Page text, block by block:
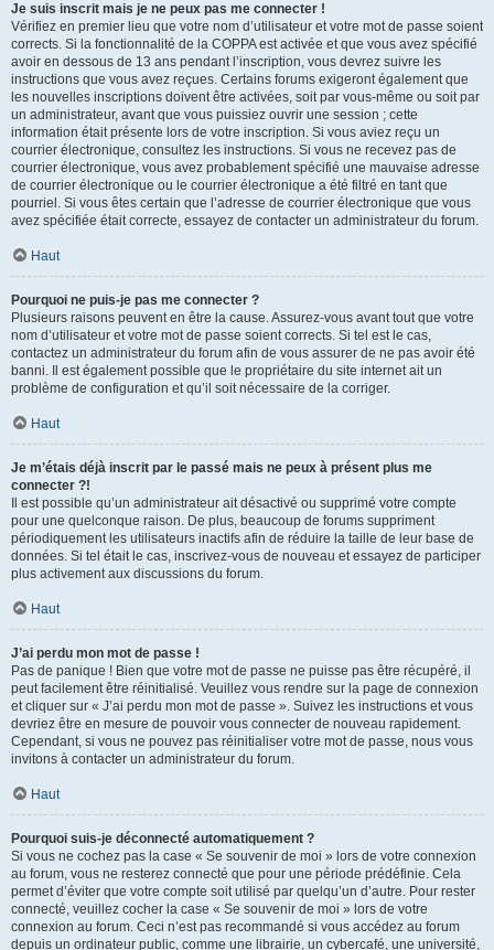
Je suis inscrit mais je ne peux pas me connecter !
Vérifiez en premier lieu que votre nom d’utilisateur et votre mot de passe soient
corrects. Si la fonctionnalité de la COPPA est activée et que vous avez spécifié
avoir en dessous de 13 ans pendant l’inscription, vous devrez suivre les
instructions que vous avez reçues. Certains forums exigeront également que
les nouvelles inscriptions doivent être activées, soit par vous-même ou soit par
un administrateur, avant que vous puissiez ouvrir une session ; cette
information était présente lors de votre inscription. Si vous aviez reçu un
courrier électronique, consultez les instructions. Si vous ne recevez pas de
courrier électronique, vous avez probablement spécifié une mauvaise adresse
de courrier électronique ou le courrier électronique a été filtré en tant que
pourriel. Si vous êtes certain que l’adresse de courrier électronique que vous
avez spécifiée était correcte, essayez de contacter un administrateur du forum.
Haut
Pourquoi ne puis-je pas me connecter ?
Plusieurs raisons peuvent en être la cause. Assurez-vous avant tout que votre
nom d’utilisateur et votre mot de passe soient corrects. Si tel est le cas,
contactez un administrateur du forum afin de vous assurer de ne pas avoir été
banni. Il est également possible que le propriétaire du site internet ait un
problème de configuration et qu’il soit nécessaire de la corriger.
Haut
Je m’étais déjà inscrit par le passé mais ne peux à présent plus me
connecter ?!
Il est possible qu’un administrateur ait désactivé ou supprimé votre compte
pour une quelconque raison. De plus, beaucoup de forums suppriment
périodiquement les utilisateurs inactifs afin de réduire la taille de leur base de
données. Si tel était le cas, inscrivez-vous de nouveau et essayez de participer
plus activement aux discussions du forum.
Haut
J’ai perdu mon mot de passe !
Pas de panique ! Bien que votre mot de passe ne puisse pas être récupéré, il
peut facilement être réinitialisé. Veuillez vous rendre sur la page de connexion
et cliquer sur « J’ai perdu mon mot de passe ». Suivez les instructions et vous
devriez être en mesure de pouvoir vous connecter de nouveau rapidement.
Cependant, si vous ne pouvez pas réinitialiser votre mot de passe, nous vous
invitons à contacter un administrateur du forum.
Haut
Pourquoi suis-je déconnecté automatiquement ?
Si vous ne cochez pas la case « Se souvenir de moi » lors de votre connexion
au forum, vous ne resterez connecté que pour une période prédéfinie. Cela
permet d’éviter que votre compte soit utilisé par quelqu’un d’autre. Pour rester
connecté, veuillez cocher la case « Se souvenir de moi » lors de votre
connexion au forum. Ceci n’est pas recommandé si vous accédez au forum
depuis un ordinateur public, comme une librairie, un cybercafé, une université,